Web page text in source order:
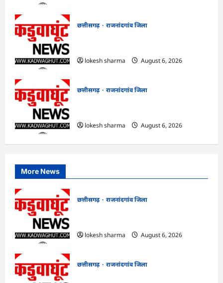
छत्तीसगढ़
राजनांदगांव जिला
lokesh sharma
August 6, 2026
छत्तीसगढ़
राजनांदगांव जिला
lokesh sharma
August 6, 2026
More News
छत्तीसगढ़
राजनांदगांव जिला
lokesh sharma
August 6, 2026
छत्तीसगढ़
राजनांदगांव जिला